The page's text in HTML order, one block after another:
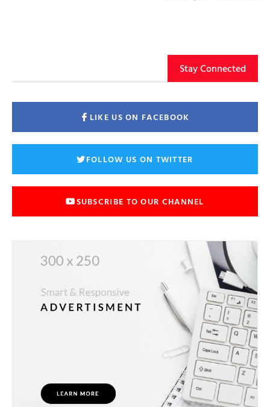
Stay Connected
LIKE US ON FACEBOOK
FOLLOW US ON TWITTER
SUBSCRIBE TO OUR CHANNEL